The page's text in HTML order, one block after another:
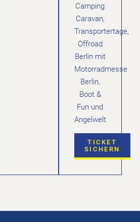
Camping
Caravan,
Transportertage,
Offroad
Berlin mit
Motorradmesse
Berlin,
Boot &
Fun und
Angelwelt
TICKET
SICHERN